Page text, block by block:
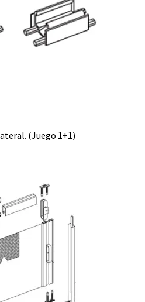
(Juego 1+1)